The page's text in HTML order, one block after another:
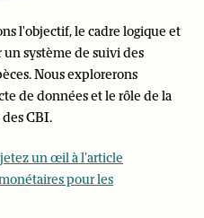
l'objectif, le cadre logique et
système de suivi des
Nous explorerons
de données et le rôle de la
CBI.
un œil à l'article
pour les